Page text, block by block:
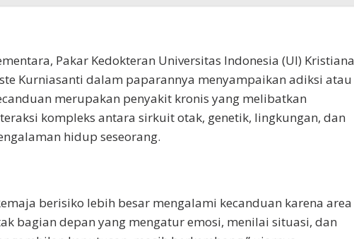
Pakar Kedokteran Universitas Indonesia (UI) Kristiana
Kurniasanti dalam paparannya menyampaikan adiksi atau
merupakan penyakit kronis yang melibatkan
kompleks antara sirkuit otak, genetik, lingkungan, dan
hidup seseorang.
berisiko lebih besar mengalami kecanduan karena area
bagian depan yang mengatur emosi, menilai situasi, dan